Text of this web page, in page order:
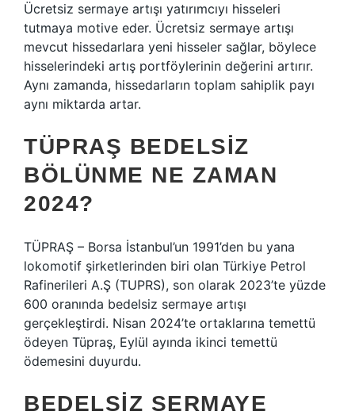
Ücretsiz sermaye artışı yatırımcıyı hisseleri
tutmaya motive eder. Ücretsiz sermaye artışı
mevcut hissedarlara yeni hisseler sağlar, böylece
hisselerindeki artış portföylerinin değerini artırır.
Aynı zamanda, hissedarların toplam sahiplik payı
aynı miktarda artar.
TÜPRAŞ BEDELSIZ
BÖLÜNME NE ZAMAN
2024?
TÜPRAŞ – Borsa İstanbul’un 1991’den bu yana
lokomotif şirketlerinden biri olan Türkiye Petrol
Rafinerileri A.Ş (TUPRS), son olarak 2023’te yüzde
600 oranında bedelsiz sermaye artışı
gerçekleştirdi. Nisan 2024’te ortaklarına temettü
ödeyen Tüpraş, Eylül ayında ikinci temettü
ödemesini duyurdu.
BEDELSIZ SERMAYE